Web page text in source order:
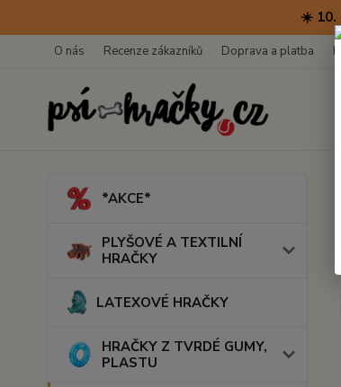
☀️ 10.
O nás Recenze zákazníků Doprava a platba
*AKCE*
PLYŠOVÉ A TEXTILNÍ
HRAČKY
LATEXOVÉ HRAČKY
HRAČKY Z TVRDÉ GUMY,
PLASTU